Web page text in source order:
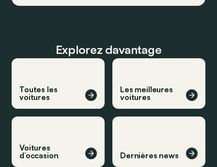
Explorez davantage
Toutes les
voitures
Les meilleures
voitures
Voitures
d’occasion
Dernières news